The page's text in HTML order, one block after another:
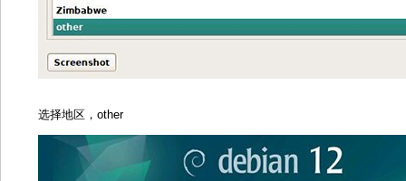
选择地区，other